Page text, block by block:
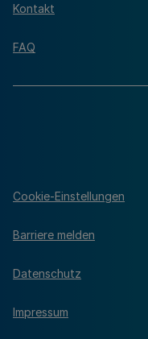
Kontakt
FAQ
Cookie-Einstellungen
Barriere melden
Datenschutz
Impressum